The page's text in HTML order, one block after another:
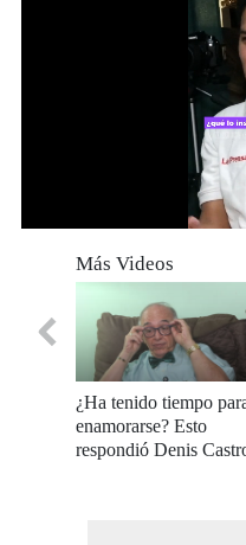
seconds
58
seconds
Más Videos
¿Ha tenido tiempo
enamorarse? Esto
respondió Denis